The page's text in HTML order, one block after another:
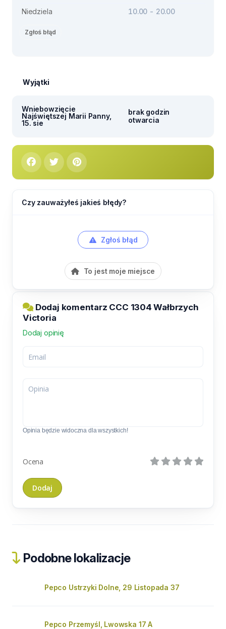
Niedziela
10.00 - 20.00
Zgłoś błąd
Wyjątki
Wniebowzięcie
Najświętszej Marii Panny,
15. sie
brak godzin
otwarcia
Czy zauważyłeś jakieś błędy?
Zgłoś błąd
To jest moje miejsce
Dodaj komentarz CCC 1304 Wałbrzych
Victoria
Dodaj opinię
Opinia będzie widoczna dla wszystkich!
Ocena
Podobne lokalizacje
Pepco Ustrzyki Dolne, 29 Listopada 37
Pepco Przemyśl, Lwowska 17 A